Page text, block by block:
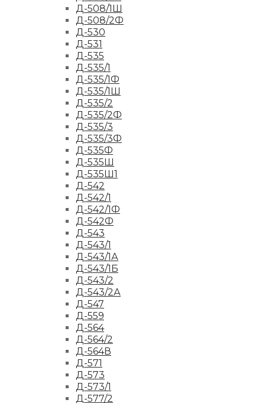
Д-508/1Ш
Д-508/2Ф
Д-530
Д-531
Д-535
Д-535/1
Д-535/1Ф
Д-535/1Ш
Д-535/2
Д-535/2Ф
Д-535/3
Д-535/3Ф
Д-535Ф
Д-535Ш
Д-535Ш1
Д-542
Д-542/1
Д-542/1Ф
Д-542Ф
Д-543
Д-543/1
Д-543/1А
Д-543/1Б
Д-543/2
Д-543/2А
Д-547
Д-559
Д-564
Д-564/2
Д-564В
Д-571
Д-573
Д-573/1
Д-577/2